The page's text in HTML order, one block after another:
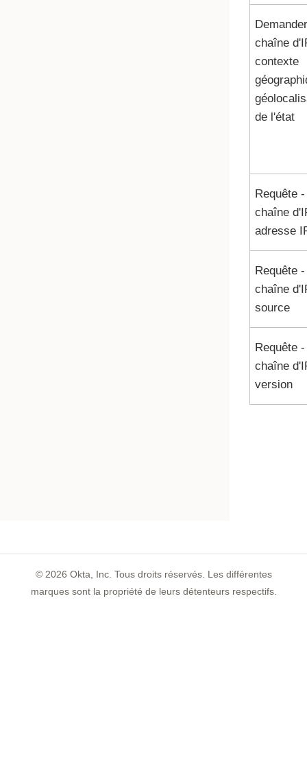
chaîne
contexte
de l'état
Requête -
chaîne
adresse
Requête -
chaîne
source
Requête -
chaîne
version
© 2026 Okta, Inc. Tous droits réservés. Les différentes
marques sont la propriété de leurs détenteurs respectifs.